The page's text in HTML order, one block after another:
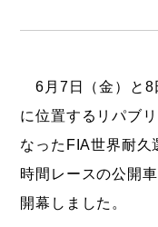
6月7日（金）と8
に位置するリパブ
なったFIA世界耐久
時間レースの公開
開幕しました。